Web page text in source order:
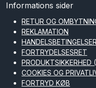
Informations sider
RETUR OG
REKLAMATION
HANDELSBETINGELSER
FORTRYDELSESRET
PRODUKTSIKKERHED
COOKIES OG
FORTRYD KØB